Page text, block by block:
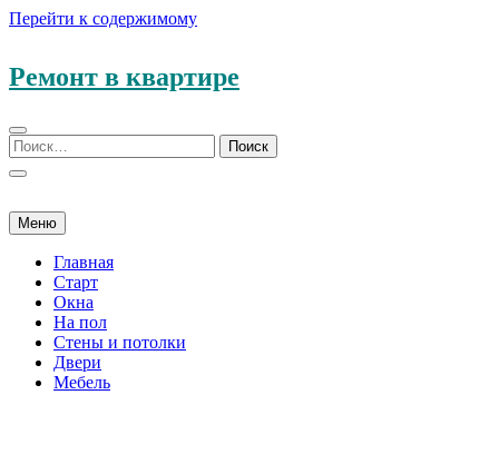
Перейти к содержимому
Ремонт в квартире
Меню
Главная
Старт
Окна
На пол
Стены и потолки
Двери
Мебель